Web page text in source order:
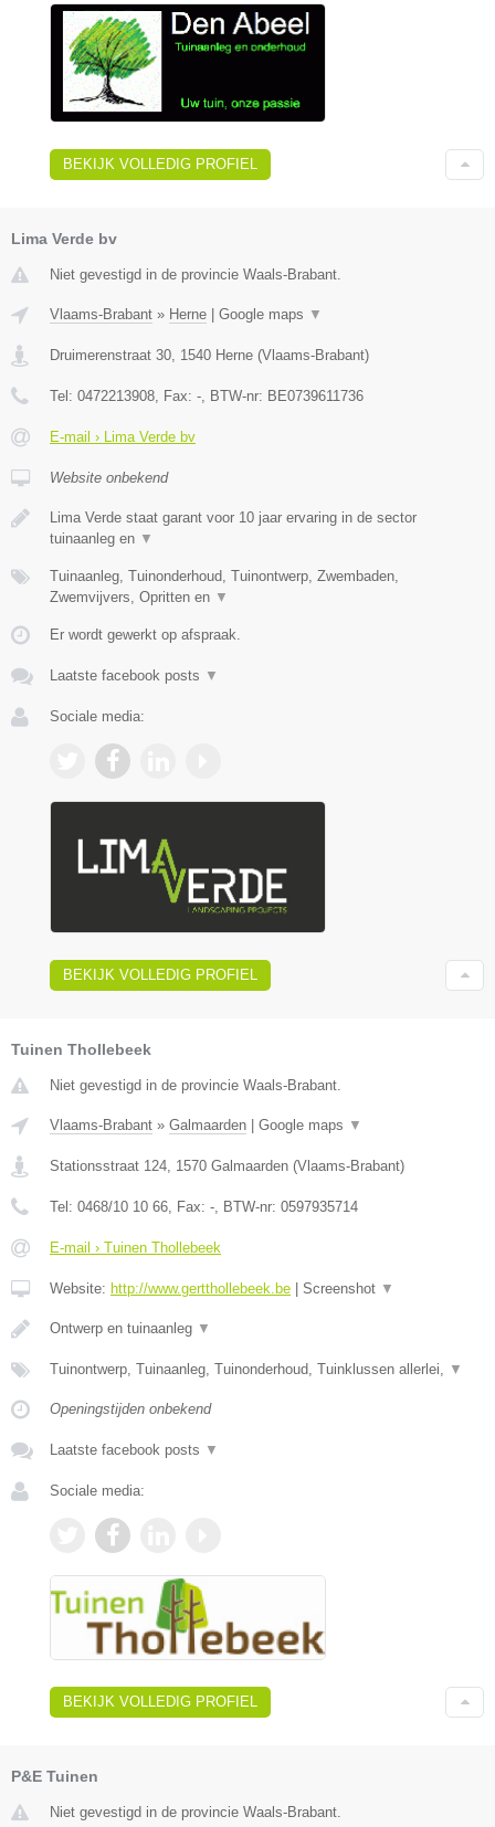
BEKIJK VOLLEDIG PROFIEL
Lima Verde bv
Niet gevestigd in de provincie Waals-Brabant.
Vlaams-Brabant » Herne Google maps ▼
Druimerenstraat 30, 1540 Herne (Vlaams-Brabant)
Tel: 0472213908, Fax: -, BTW-nr: BE0739611736
E-mail › Lima Verde bv
Website onbekend
Lima Verde staat garant voor 10 jaar ervaring in de sector
tuinaanleg en ▼
Tuinaanleg, Tuinonderhoud, Tuinontwerp, Zwembaden,
Zwemvijvers, Opritten en ▼
Er wordt gewerkt op afspraak.
Laatste facebook posts ▼
Sociale media:
BEKIJK VOLLEDIG PROFIEL
Tuinen Thollebeek
Niet gevestigd in de provincie Waals-Brabant.
Vlaams-Brabant » Galmaarden Google maps ▼
Stationsstraat 124, 1570 Galmaarden (Vlaams-Brabant)
Tel: 0468/10 10 66, Fax: -, BTW-nr: 0597935714
E-mail › Tuinen Thollebeek
Website: http://www.gertthollebeek.be Screenshot ▼
Ontwerp en tuinaanleg ▼
Tuinontwerp, Tuinaanleg, Tuinonderhoud, Tuinklussen allerlei, ▼
Openingstijden onbekend
Laatste facebook posts ▼
Sociale media:
BEKIJK VOLLEDIG PROFIEL
P&E Tuinen
Niet gevestigd in de provincie Waals-Brabant.